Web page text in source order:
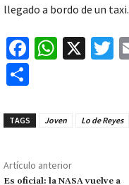
llegado a bordo de un taxi.
Fa
o
k
W
sA
p
X
T
er
m
ar
TAGS Joven Lo de Reyes
Artículo anterior
Es oficial: la NASA vuelve a